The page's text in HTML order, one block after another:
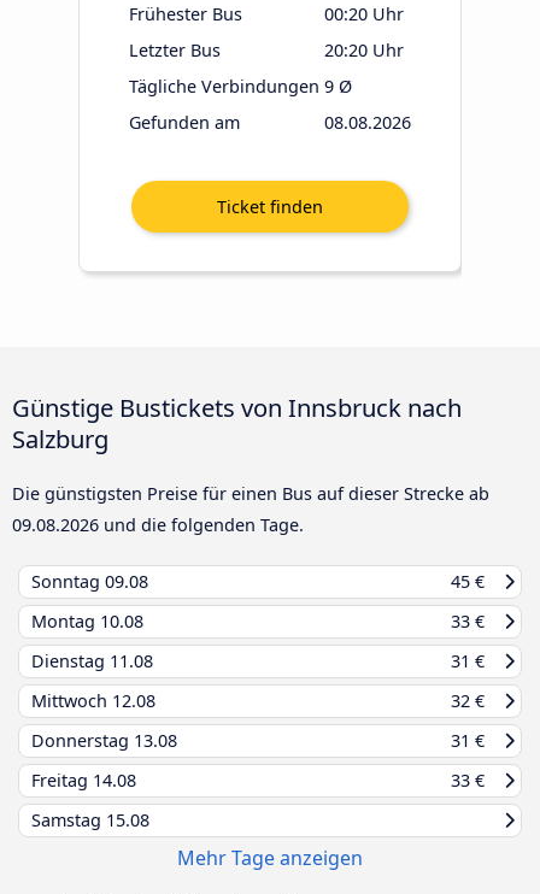
Frühester Bus
00:20 Uhr
Letzter Bus
20:20 Uhr
Tägliche Verbindungen 9 Ø
Gefunden am
08.08.2026
Günstige Bustickets von Innsbruck nach
Salzburg
Die günstigsten Preise für einen Bus auf dieser Strecke ab
09.08.2026 und die folgenden Tage.
Sonntag 09.08
45 €
Montag 10.08
33 €
Dienstag 11.08
31 €
Mittwoch 12.08
32 €
Donnerstag 13.08
31 €
Freitag 14.08
33 €
Samstag 15.08
Mehr Tage anzeigen